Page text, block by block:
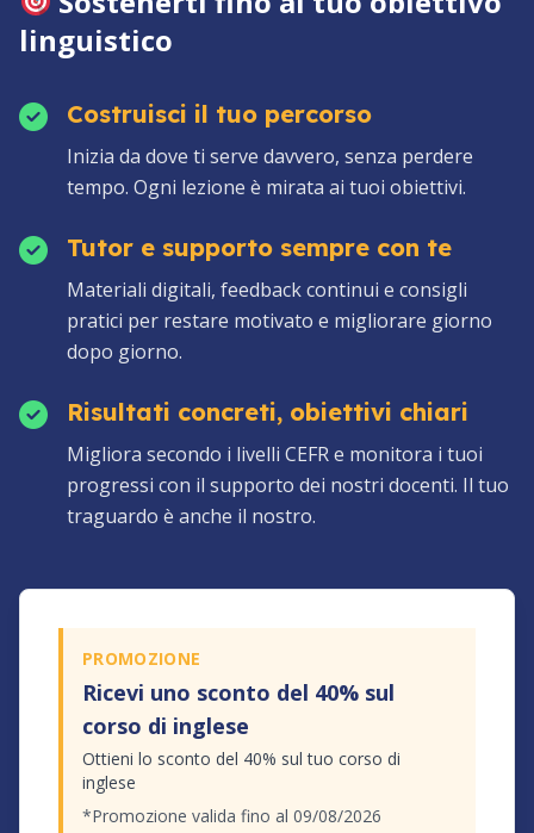
linguistico
Costruisci il tuo percorso
Inizia da dove ti serve davvero, senza perdere
tempo. Ogni lezione è mirata ai tuoi obiettivi.
Tutor e supporto sempre con te
Materiali digitali, feedback continui e consigli
pratici per restare motivato e migliorare giorno
dopo giorno.
Risultati concreti, obiettivi chiari
Migliora secondo i livelli CEFR e monitora i tuoi
progressi con il supporto dei nostri docenti. Il tuo
traguardo è anche il nostro.
PROMOZIONE
Ricevi uno sconto del 40% sul
corso di inglese
Ottieni lo sconto del 40% sul tuo corso di
inglese
*Promozione valida fino al 09/08/2026